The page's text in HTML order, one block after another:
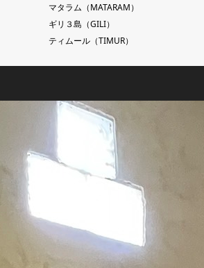
マタラム（MATARAM）
ギリ３島（GILI）
ティムール（TIMUR）